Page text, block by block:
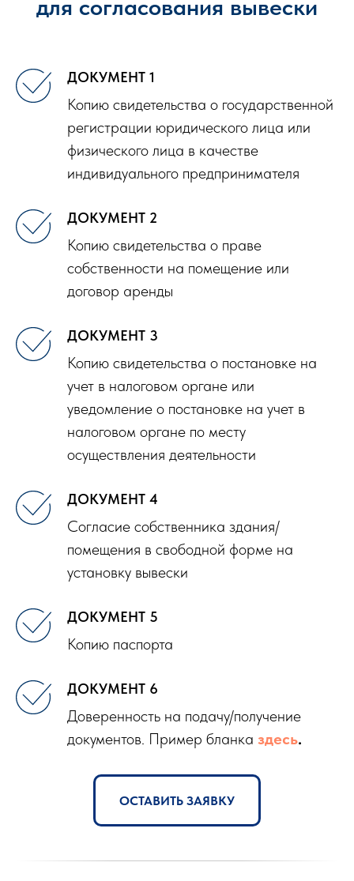
для согласования вывески
ДОКУМЕНТ 1
Копию свидетельства о государственной
регистрации юридического лица или
физического лица в качестве
индивидуального предпринимателя
ДОКУМЕНТ 2
Копию свидетельства о праве
собственности на помещение или
договор аренды
ДОКУМЕНТ 3
Копию свидетельства о постановке на
учет в налоговом органе или
уведомление о постановке на учет в
налоговом органе по месту
осуществления деятельности
ДОКУМЕНТ 4
Согласие собственника здания/
помещения в свободной форме на
установку вывески
ДОКУМЕНТ 5
Копию паспорта
ДОКУМЕНТ 6
Доверенность на подачу/получение
документов. Пример бланка здесь.
ОСТАВИТЬ ЗАЯВКУ